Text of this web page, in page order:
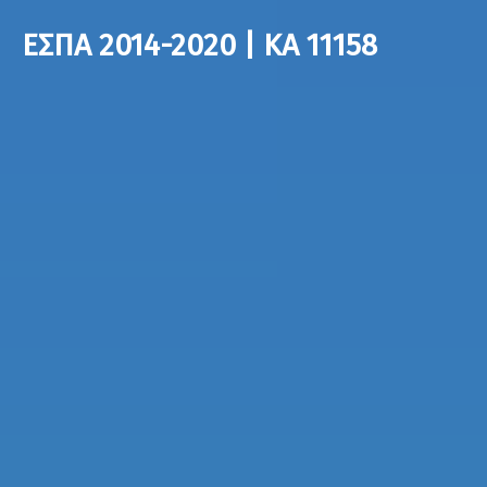
ΕΣΠΑ 2014-2020 | ΚΑ 11158